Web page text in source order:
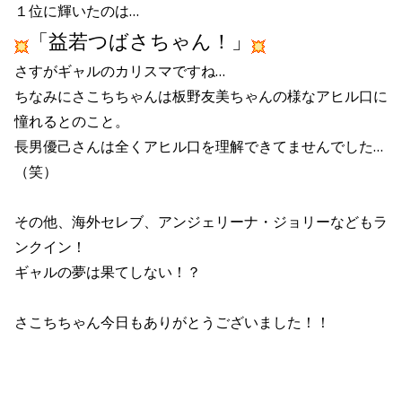
１位に輝いたのは…
「益若つばさちゃん！」
さすがギャルのカリスマですね…
ちなみにさこちちゃんは板野友美ちゃんの様なアヒル口に
憧れるとのこと。
長男優己さんは全くアヒル口を理解できてませんでした…
（笑）
その他、海外セレブ、アンジェリーナ・ジョリーなどもラ
ンクイン！
ギャルの夢は果てしない！？
さこちちゃん今日もありがとうございました！！